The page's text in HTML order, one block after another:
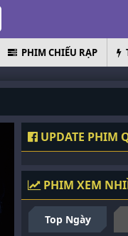
PHIM CHIẾU RẠP
UPDATE PHIM
PHIM XEM
Top Ngày